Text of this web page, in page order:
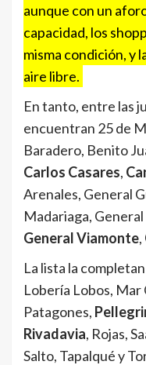
aunque con un
capacidad, los
misma condición, y
aire libre.
En tanto, entre las
encuentran 25 de
Baradero, Benito
Carlos Casares,
Arenales, General
Madariaga, General
General Viamonte,
La lista la
Lobería Lobos, Mar
Patagones,
Rivadavia, Rojas,
Salto, Tapalqué y